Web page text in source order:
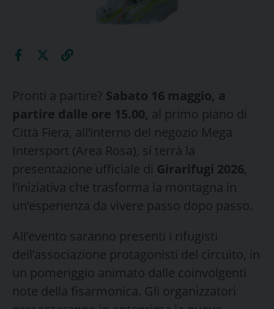
Pronti a partire? Sabato 16 maggio, a
partire dalle ore 15.00, al primo piano di
Città Fiera, all’interno del negozio Mega
Intersport (Area Rosa), si terrà la
presentazione ufficiale di Girarifugi 2026,
l’iniziativa che trasforma la montagna in
un’esperienza da vivere passo dopo passo.
All’evento saranno presenti i rifugisti
dell’associazione protagonisti del circuito, in
un pomeriggio animato dalle coinvolgenti
note della fisarmonica. Gli organizzatori